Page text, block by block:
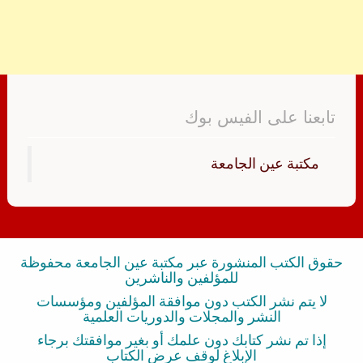
تابعنا على الفيس بوك
‏مكتبة عين الجامعة‏
حقوق الكتب المنشورة عبر مكتبة عين الجامعة محفوظة
للمؤلفين والناشرين
لا يتم نشر الكتب دون موافقة المؤلفين ومؤسسات
النشر والمجلات والدوريات العلمية
إذا تم نشر كتابك دون علمك أو بغير موافقتك برجاء
الإبلاغ لوقف عرض الكتاب